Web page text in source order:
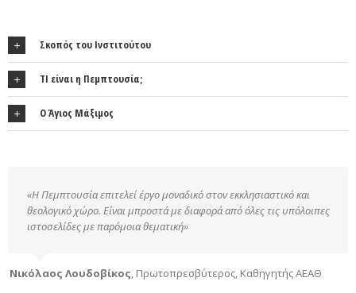
Σκοπός του Ινστιτούτου
ΤΙ είναι η Πεμπτουσία;
Ο Άγιος Μάξιμος
«Η Πεμπτουσία επιτελεί έργο μοναδικό στον εκκλησιαστικό και
θεολογικό χώρο. Είναι μπροστά με διαφορά από όλες τις υπόλοιπες
ιστοσελίδες με παρόμοια θεματική»
Νικόλαος Λουδοβίκος Πρωτοπρεσβύτερος, Καθηγητής ΑΕΑΘ